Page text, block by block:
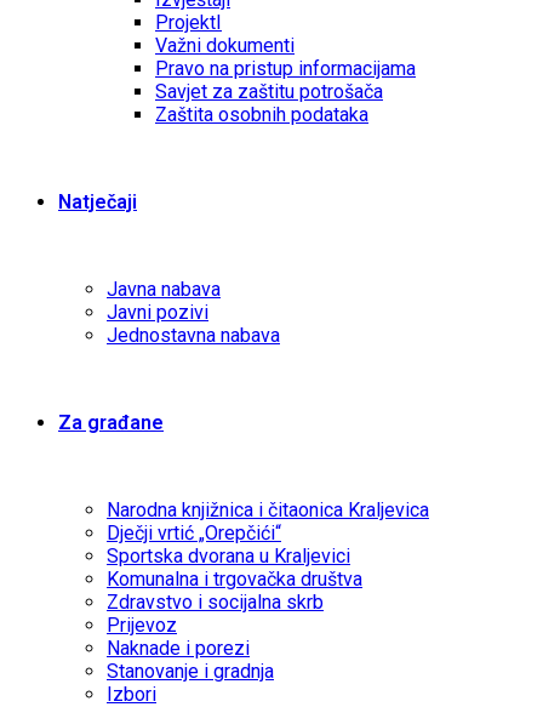
ProjektI
Važni dokumenti
Pravo na pristup informacijama
Savjet za zaštitu potrošača
Zaštita osobnih podataka
Natječaji
Javna nabava
Javni pozivi
Jednostavna nabava
Za građane
Narodna knjižnica i čitaonica Kraljevica
Dječji vrtić „Orepčići“
Sportska dvorana u Kraljevici
Komunalna i trgovačka društva
Zdravstvo i socijalna skrb
Prijevoz
Naknade i porezi
Stanovanje i gradnja
Izbori